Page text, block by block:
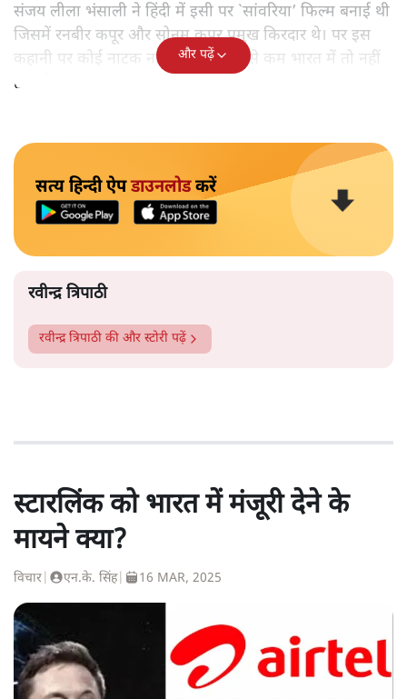
संजय लीला भंसाली ने हिंदी में इसी पर `सांवरिया’ फिल्म बनाई थी
जिसमें रनबीर कपूर और सोनम कपूर प्रमुख किरदार थे। पर इस
कहानी पर कोई नाटक नहीं हुआ है। कम से कम भारत में तो नहीं
हुआ है।
और पढ़ें
सत्य हिन्दी ऐपडाउनलोडकरें
रवीन्द्र त्रिपाठी
रवीन्द्र त्रिपाठी की और स्टोरी पढ़ें
स्टारलिंक को भारत में मंजूरी देने के
मायने क्या?
विचार एन.के. सिंह| 16 MAR, 2025